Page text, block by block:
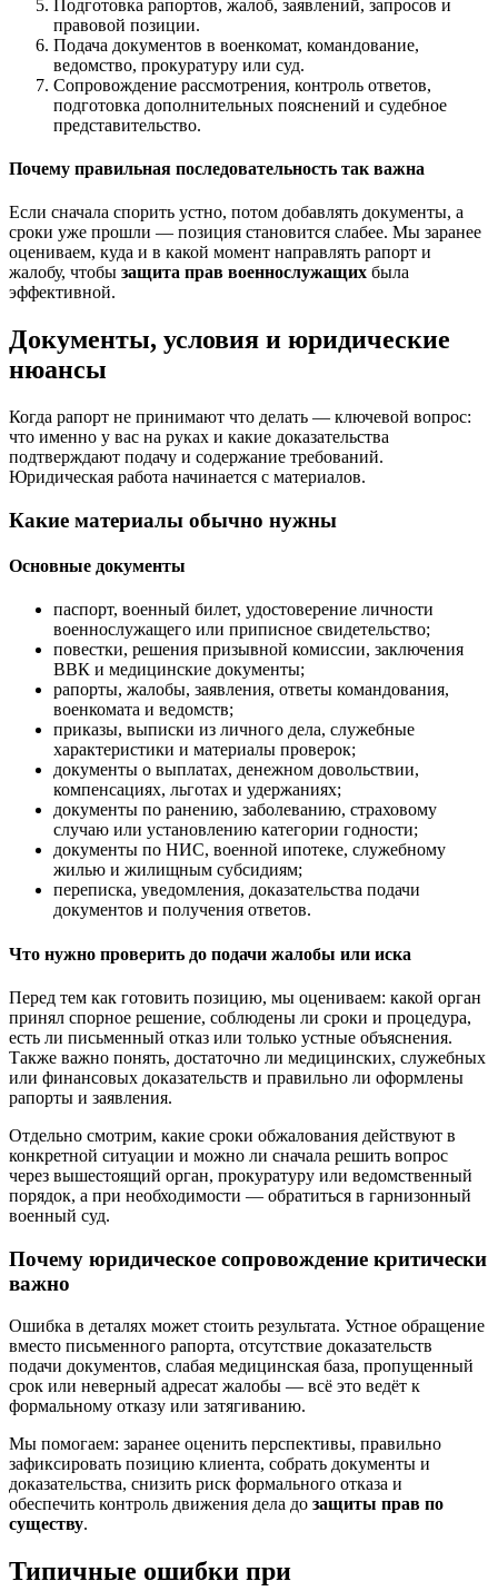
Подготовка рапортов, жалоб, заявлений, запросов и
правовой позиции.
Подача документов в военкомат, командование,
ведомство, прокуратуру или суд.
Сопровождение рассмотрения, контроль ответов,
подготовка дополнительных пояснений и судебное
представительство.
Почему правильная последовательность так важна
Если сначала спорить устно, потом добавлять документы, а
сроки уже прошли — позиция становится слабее. Мы заранее
оцениваем, куда и в какой момент направлять рапорт и
жалобу, чтобы защита прав военнослужащих была
эффективной.
Документы, условия и юридические
нюансы
Когда рапорт не принимают что делать — ключевой вопрос:
что именно у вас на руках и какие доказательства
подтверждают подачу и содержание требований.
Юридическая работа начинается с материалов.
Какие материалы обычно нужны
Основные документы
паспорт, военный билет, удостоверение личности
военнослужащего или приписное свидетельство;
повестки, решения призывной комиссии, заключения
ВВК и медицинские документы;
рапорты, жалобы, заявления, ответы командования,
военкомата и ведомств;
приказы, выписки из личного дела, служебные
характеристики и материалы проверок;
документы о выплатах, денежном довольствии,
компенсациях, льготах и удержаниях;
документы по ранению, заболеванию, страховому
случаю или установлению категории годности;
документы по НИС, военной ипотеке, служебному
жилью и жилищным субсидиям;
переписка, уведомления, доказательства подачи
документов и получения ответов.
Что нужно проверить до подачи жалобы или иска
Перед тем как готовить позицию, мы оцениваем: какой орган
принял спорное решение, соблюдены ли сроки и процедура,
есть ли письменный отказ или только устные объяснения.
Также важно понять, достаточно ли медицинских, служебных
или финансовых доказательств и правильно ли оформлены
рапорты и заявления.
Отдельно смотрим, какие сроки обжалования действуют в
конкретной ситуации и можно ли сначала решить вопрос
через вышестоящий орган, прокуратуру или ведомственный
порядок, а при необходимости — обратиться в гарнизонный
военный суд.
Почему юридическое сопровождение критически
важно
Ошибка в деталях может стоить результата. Устное обращение
вместо письменного рапорта, отсутствие доказательств
подачи документов, слабая медицинская база, пропущенный
срок или неверный адресат жалобы — всё это ведёт к
формальному отказу или затягиванию.
Мы помогаем: заранее оценить перспективы, правильно
зафиксировать позицию клиента, собрать документы и
доказательства, снизить риск формального отказа и
обеспечить контроль движения дела до защиты прав по
существу.
Типичные ошибки при